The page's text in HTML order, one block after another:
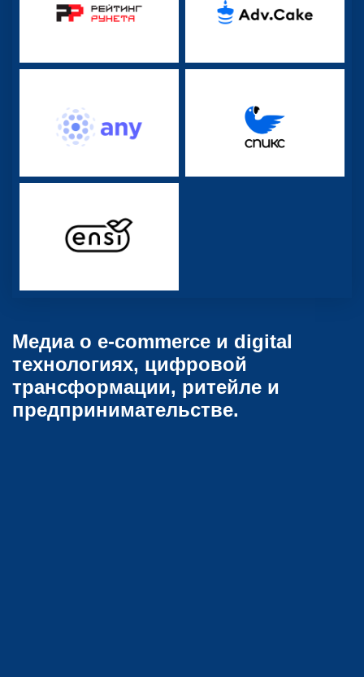
Медиа о e-commerce и digital
технологиях, цифровой
трансформации, ритейле и
предпринимательстве.